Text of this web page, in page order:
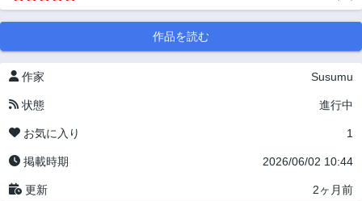
作品を読む
作家 Susumu
状態 進行中
お気に入り 1
掲載時期 2026/06/02 10:44
更新 2ヶ月前